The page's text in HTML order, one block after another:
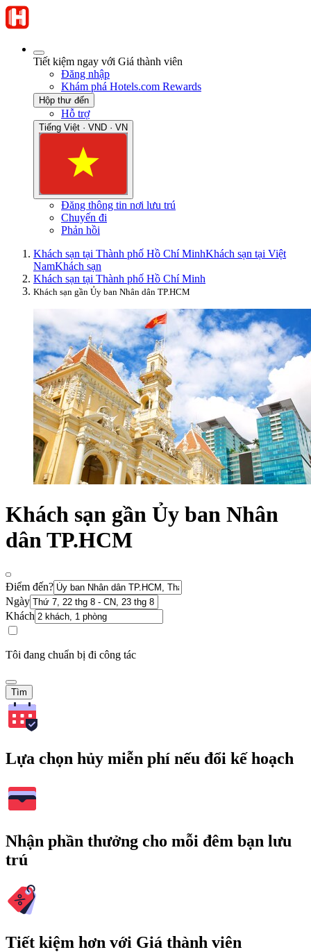
Tiết kiệm ngay với Giá thành viên
Đăng nhập
Khám phá Hotels.com Rewards
Hộp thư đến
Hỗ trợ
Tiếng Việt · VND · VN
Đăng thông tin nơi lưu trú
Chuyến đi
Phản hồi
Khách sạn tại Thành phố Hồ Chí MinhKhách sạn tại Việt
NamKhách sạn
Khách sạn tại Thành phố Hồ Chí Minh
Khách sạn gần Ủy ban Nhân dân TP.HCM
Khách sạn gần Ủy ban Nhân
dân TP.HCM
Điểm đến?
Ngày
Khách
Tôi đang chuẩn bị đi công tác
Tìm
Lựa chọn hủy miễn phí nếu đổi kế hoạch
Nhận phần thưởng cho mỗi đêm bạn lưu
trú
Tiết kiệm hơn với Giá thành viên